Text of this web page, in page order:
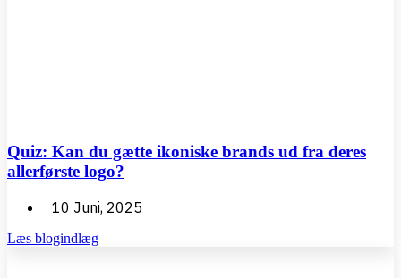
Quiz: Kan du gætte ikoniske brands ud fra deres
allerførste logo?
10 Juni, 2025
Læs blogindlæg